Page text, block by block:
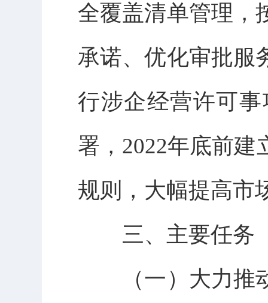
全覆盖清单管理，
承诺、优化审批服
行涉企经营许可
署，2022年底前
规则，大幅提高市
三、主要任务
（一）大力推动